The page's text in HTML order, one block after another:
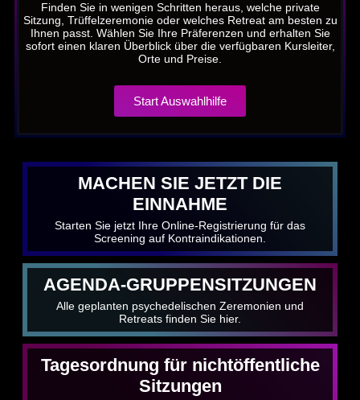
Finden Sie in wenigen Schritten heraus, welche private
Sitzung, Trüffelzeremonie oder welches Retreat am besten zu
Ihnen passt. Wählen Sie Ihre Präferenzen und erhalten Sie
sofort einen klaren Überblick über die verfügbaren Kursleiter,
Orte und Preise.
Start Auswahlhilfe
MACHEN SIE JETZT DIE
EINNAHME
Starten Sie jetzt Ihre Online-Registrierung für das
Screening auf Kontraindikationen.
AGENDA-GRUPPENSITZUNGEN
Alle geplanten psychedelischen Zeremonien und
Retreats finden Sie hier.
Tagesordnung für nichtöffentliche
Sitzungen